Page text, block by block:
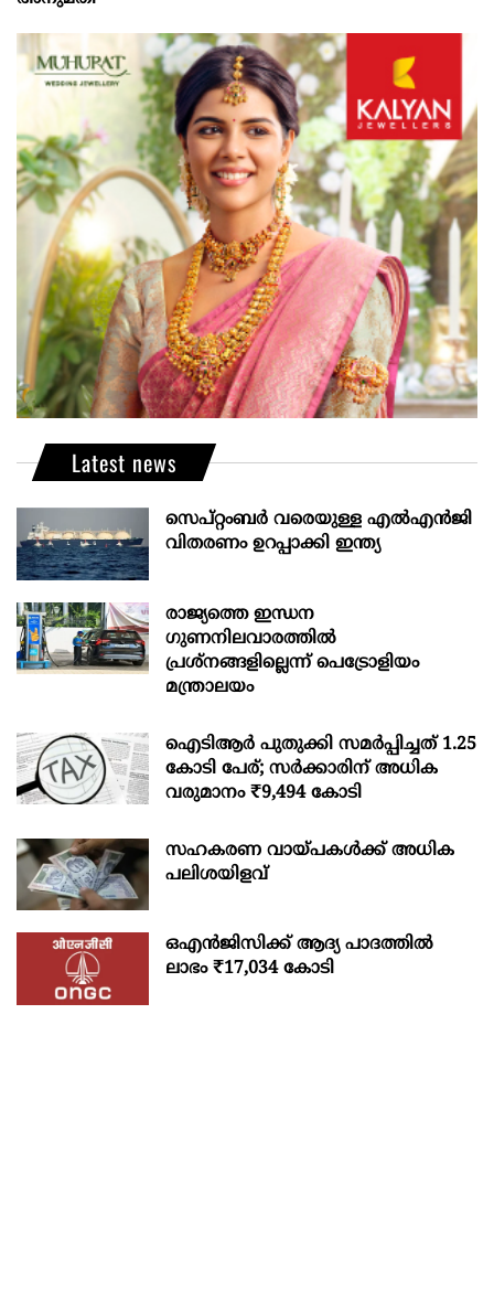
Latest news
സെപ്റ്റംബർ വരെയുള്ള എൽഎൻജി
വിതരണം ഉറപ്പാക്കി ഇന്ത്യ
രാജ്യത്തെ ഇന്ധന
ഗുണനിലവാരത്തില്‍
പ്രശ്‌നങ്ങളില്ലെന്ന് പെട്രോളിയം
മന്ത്രാലയം
ഐടിആര്‍ പുതുക്കി സമർപ്പിച്ചത് 1.25
കോടി പേര്; സർക്കാരിന് അധിക
വരുമാനം ₹9,494 കോടി
സഹകരണ വായ്പകള്‍ക്ക് അധിക
പലിശയിളവ്
ഒഎന്‍ജിസിക്ക് ആദ്യ പാദത്തില്‍
ലാഭം ₹17,034 കോടി